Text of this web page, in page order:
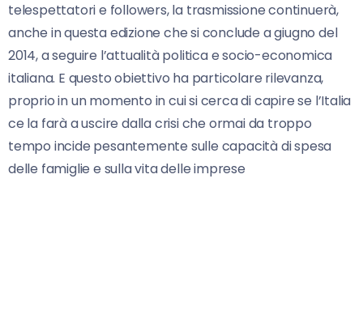
telespettatori e followers, la trasmissione continuerà,
anche in questa edizione che si conclude a giugno del
2014, a seguire l’attualità politica e socio-economica
italiana. E questo obiettivo ha particolare rilevanza,
proprio in un momento in cui si cerca di capire se l’Italia
ce la farà a uscire dalla crisi che ormai da troppo
tempo incide pesantemente sulle capacità di spesa
delle famiglie e sulla vita delle imprese